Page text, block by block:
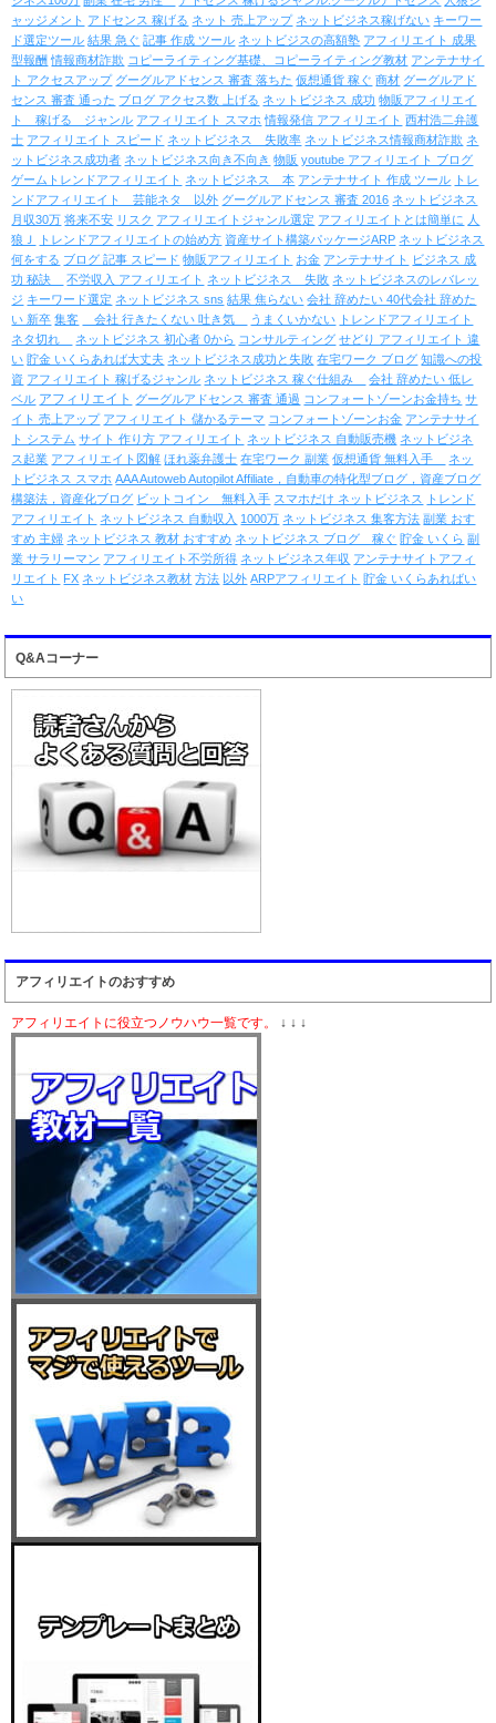
ャッジメント アドセンス 稼げる ネット 売上アップ ネットビジネス稼げない キーワー
ド選定ツール 結果 急ぐ 記事 作成 ツール ネットビジスの高額塾 アフィリエイト 成果
型報酬 情報商材詐欺 コピーライティング基礎、コピーライティング教材 アンテナサイ
ト アクセスアップ グーグルアドセンス 審査 落ちた 仮想通貨 稼ぐ 商材 グーグルアド
センス 審査 通った ブログ アクセス数 上げる ネットビジネス 成功 物販アフィリエイ
ト 稼げる ジャンル アフィリエイト スマホ 情報発信 アフィリエイト 西村浩二弁護
士 アフィリエイト スピード ネットビジネス 失敗率 ネットビジネス情報商材詐欺 ネ
ットビジネス成功者 ネットビジネス向き不向き 物販 youtube アフィリエイト ブログ
ゲームトレンドアフィリエイト ネットビジネス 本 アンテナサイト 作成 ツール
トレ
ンドアフィリエイト 芸能ネタ 以外 グーグルアドセンス 審査 2016 ネットビジネス
月収30万 将来不安 リスク アフィリエイトジャンル選定 アフィリエイトとは簡単に 人
狼Ｊ
トレンドアフィリエイトの始め方 資産サイト構築パッケージARP ネットビジネス
何をする ブログ 記事 スピード 物販アフィリエイト お金 アンテナサイト ビジネス 成
功 秘訣
不労収入 アフィリエイト ネットビジネス 失敗 ネットビジネスのレバレッ
ジ キーワード選定 ネットビジネス sns 結果 焦らない 会社 辞めたい 40代会社 辞めた
い 新卒 集客 会社 行きたくない 吐き気 うまくいかない
トレンドアフィリエイト
ネタ切れ
ネットビジネス 初心者 0から コンサルティング せどり アフィリエイト 違
い 貯金 いくらあれば大丈夫 ネットビジネス成功と失敗 在宅ワーク ブログ 知識への投
資 アフィリエイト 稼げるジャンル ネットビジネス 稼ぐ仕組み
会社 辞めたい 低レ
ベル アフィリエイト グーグルアドセンス 審査 通過 コンフォートゾーンお金持ち サ
イト 売上アップ アフィリエイト 儲かるテーマ コンフォートゾーンお金 アンテナサイ
ト システム サイト 作り方 アフィリエイト ネットビジネス 自動販売機 ネットビジネ
ス起業 アフィリエイト図解 ほれ薬弁護士 在宅ワーク 副業 仮想通貨 無料入手
ネッ
トビジネス スマホ AAA Autoweb Autopilot Affiliate，自動車の特化型ブログ，資産ブログ
構築法，資産化ブログ ビットコイン 無料入手 スマホだけ ネットビジネス
トレンド
アフィリエイト ネットビジネス 自動収入 1000万 ネットビジネス 集客方法 副業 おす
すめ 主婦 ネットビジネス 教材 おすすめ ネットビジネス ブログ 稼ぐ 貯金 いくら 副
業 サラリーマン アフィリエイト不労所得 ネットビジネス年収 アンテナサイトアフィ
リエイト FX ネットビジネス教材 方法 以外 ARPアフィリエイト 貯金 いくらあればい
い
Q&Aコーナー
アフィリエイトのおすすめ
アフィリエイトに役立つノウハウ一覧です。 ↓ ↓ ↓